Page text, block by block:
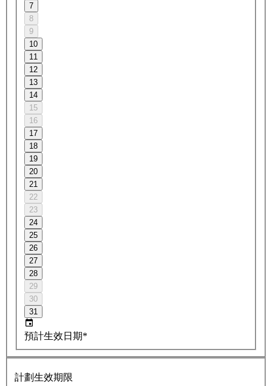
7
8
9
10
11
12
13
14
15
16
17
18
19
20
21
22
23
24
25
26
27
28
29
30
31
預計生效日期*
計劃生效期限